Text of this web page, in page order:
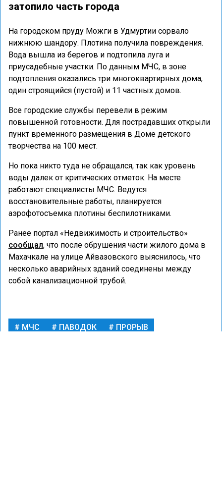
затопило часть города
На городском пруду Можги в Удмуртии сорвало
нижнюю шандору. Плотина получила повреждения.
Вода вышла из берегов и подтопила луга и
приусадебные участки. По данным МЧС, в зоне
подтопления оказались три многоквартирных дома,
один строящийся (пустой) и 11 частных домов.
Все городские службы перевели в режим
повышенной готовности. Для пострадавших открыли
пункт временного размещения в Доме детского
творчества на 100 мест.
Но пока никто туда не обращался, так как уровень
воды далек от критических отметок. На месте
работают специалисты МЧС. Ведутся
восстановительные работы, планируется
аэрофотосъемка плотины беспилотниками.
Ранее портал «Недвижимость и строительство»
сообщал, что после обрушения части жилого дома в
Махачкале на улице Айвазовского выяснилось, что
несколько аварийных зданий соединены между
собой канализационной трубой.
МЧС ПАВОДОК
ПРОРЫВ